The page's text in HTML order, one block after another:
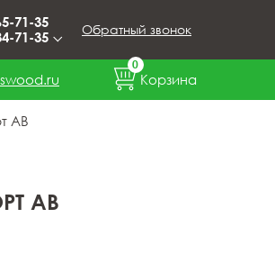
71-35
71-35
Обратный звонок
0
Корзина
АB
АB